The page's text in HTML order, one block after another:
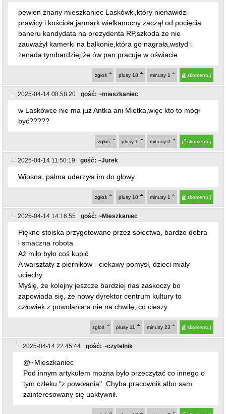
pewien znany mieszkaniec Laskówki,który nienawidzi
prawicy i kościoła,jarmark wielkanocny zaczął od pocięcia
baneru kandydata na prezydenta RP,szkoda że nie
zauważył kamerki na balkonie,która go nagrała,wstyd i
żenada tymbardziej,że ów pan pracuje w oświacie
skomentuj
minusy 1
plusy 18
zgłoś
2025-04-14 08:58:20 gość: ~mieszkaniec
w Laskówce nie ma już Antka ani Mietka,więc kto to mógł
być?????
skomentuj
minusy 0
plusy 1
zgłoś
2025-04-14 11:50:19 gość: ~Jurek
Wiosna, palma uderzyła im do głowy.
skomentuj
minusy 1
plusy 10
zgłoś
2025-04-14 14:16:55 gość: ~Mieszkaniec
Piękne stoiska przygotowane przez sołectwa, bardzo dobra
i smaczna robota
Aż miło było coś kupić
A warsztaty z pierników - ciekawy pomysł, dzieci miały
uciechy
Myślę, że kolejny jeszcze bardziej nas zaskoczy bo
zapowiada się, że nowy dyrektor centrum kultury to
człowiek z powołania a nie na chwilę, co cieszy
skomentuj
minusy 23
plusy 11
zgłoś
2025-04-14 22:45:44 gość: ~czytelnik
@~Mieszkaniec
Pod innym artykułem można było przeczytać co innego o
tym człeku "z powołania". Chyba pracownik albo sam
zainteresowany się uaktywnił.